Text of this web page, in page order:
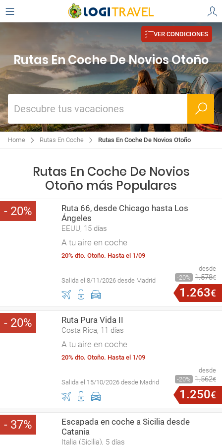
VER CONDICIONES
Rutas En Coche De Novios Otoño
Descubre tus vacaciones
Home Rutas En Coche Rutas En Coche De Novios Otoño
Rutas En Coche De Novios
Otoño más Populares
20
Ruta 66, desde Chicago hasta Los
Ángeles
EEUU, 15 días
A tu aire en coche
20% dto. Otoño. Hasta el 1/09
Salida el 8/11/2026 desde Madrid
desde
20
1.578€
1 .263€
20 Ruta Pura Vida II
Costa Rica, 11 días
A tu aire en coche
20% dto. Otoño. Hasta el 1/09
Salida el 15/10/2026 desde Madrid
desde
20
1.562€
1 .250€
37
Escapada en coche a Sicilia desde
Catania
Italia (Sicilia), 5 días